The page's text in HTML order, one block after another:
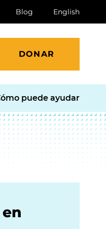
Blog English
DONAR
puede ayudar